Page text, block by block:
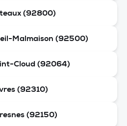
(92800)
Malmaison (92500)
Cloud (92064)
(92310)
(92150)